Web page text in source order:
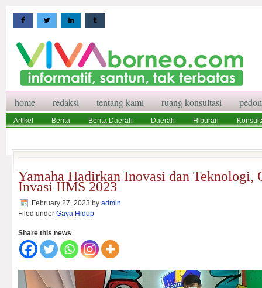
home redaksi tentang kami ruang konsultasi
Artikel Berita Berita Daerah Daerah Hiburan
Yamaha Hadirkan Inovasi dan Teknologi,
Invasi IIMS 2023
February 27, 2023 by admin
Filed under Gaya Hidup
Share this news